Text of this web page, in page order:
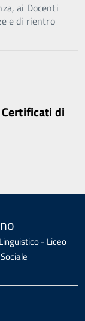
ai Docenti
e di rientro
di
- Liceo